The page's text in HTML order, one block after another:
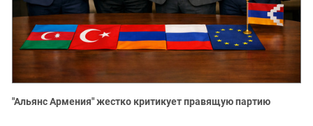
"Альянс Армения" жестко критикует правящую партию